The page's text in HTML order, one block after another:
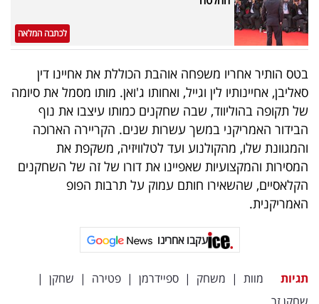
באייס
עקבו
אחרינו:
לכתבה המלאה
בטס הותיר אחריו משפחה אוהבת הכוללת את אחיינו דין
סאליבן, אחיינותיו לין וגייל, ואחותו ג'ואן. מותו מסמל את סיומה
של תקופה בהוליווד, שבה שחקנים כמותו עיצבו את נוף
הבידור האמריקני במשך עשרות שנים. הקריירה הארוכה
והמגוונת שלו, מהקולנוע ועד לטלוויזיה, משקפת את
המסירות והמקצועיות שאפיינו את דורו של זה של השחקנים
הקלאסיים, שהשאירו חותם עמוק על תרבות הפופ
האמריקנית.
עקבו אחרינו
תגיות מוות | משחק | ספיידרמן | פטירה | שחקן |